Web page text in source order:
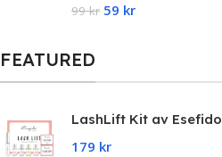
99kr 59 kr
FEATURED
LashLift Kit av Esefido
179 kr